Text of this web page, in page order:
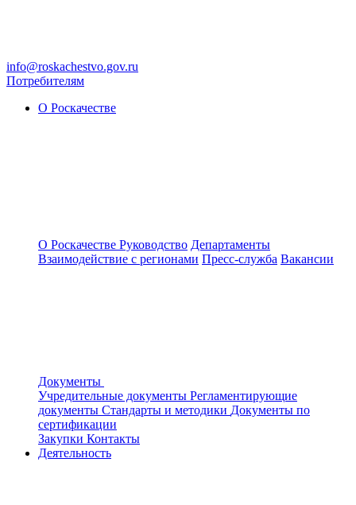
info@roskachestvo.gov.ru
Потребителям
О Роскачестве
О Роскачестве Руководство Департаменты
Взаимодействие с регионами Пресс-служба Вакансии
Документы
Учредительные документы Регламентирующие
документы Стандарты и методики Документы по
сертификации
Закупки Контакты
Деятельность